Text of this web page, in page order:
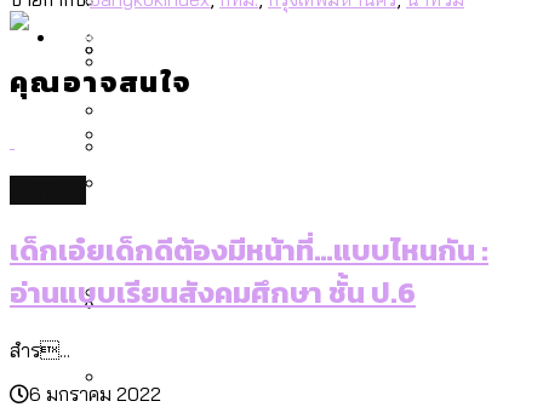
Speech ที่ถูกผลิตซ้ำผ่านวิดีโอ AI ในช่วง
งาน ตั้งแต่ปี 2023-2024
ลักษณ์แบบไหนสู่สายตาโลก
Bangkok Index 2025
ผ่าน Bangkok Index 2025
กรุงเทพฯ ผ่าน Bangkok Index 2025
กรุงเทพฯ เมืองสังคมผู้สูงอายุ : 36 เขตมี
คนตายมากกว่าคนเกิด 18 เขตเป็นสังคมผู้
สูงอายุระดับสุดยอด
[ข้อมูลดิบ]
[ข้อมูลดิบ]
About Us
คุณอาจสนใจ
เด็กเอ๋ยเด็กดีต้องมีหน้าที่…แบบไหนกัน :
อ่านแบบเรียนสังคมศึกษา ชั้น ป.6
สำร...
6 มกราคม 2022